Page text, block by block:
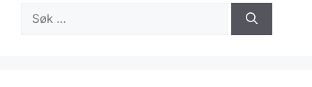
etter: